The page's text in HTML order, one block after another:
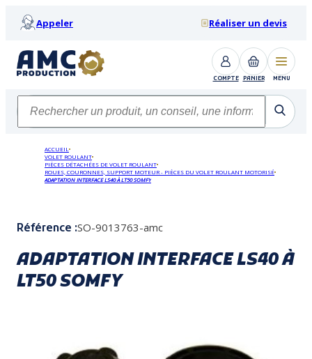
Appeler Réaliser un devis
COMPTE PANIER MENU
ACCUEIL
VOLET ROULANT
PIÈCES DÉTACHÉES DE VOLET ROULANT
ROUES, COURONNES, SUPPORT MOTEUR - PIÈCES DU VOLET ROULANT MOTORISÉ
ADAPTATION INTERFACE LS40 À LT50 SOMFY
Référence :SO-9013763-amc
ADAPTATION INTERFACE LS40 À
LT50 SOMFY